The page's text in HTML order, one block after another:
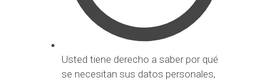
Usted tiene derecho a saber por qué
se necesitan sus datos personales,